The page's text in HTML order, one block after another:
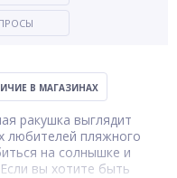
В МАГАЗИНАХ
ракушка выглядит
любителей пляжного
на солнышке и
вы хотите быть